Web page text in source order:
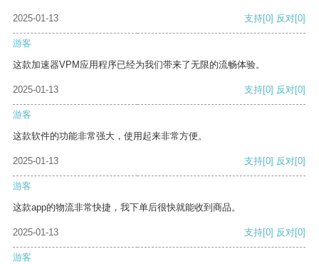
2025-01-13 支持[0] 反对[0]
游客
这款加速器VPM应用程序已经为我们带来了无限的流畅体验。
2025-01-13 支持[0] 反对[0]
游客
这款软件的功能非常强大，使用起来非常方便。
2025-01-13 支持[0] 反对[0]
游客
这款app的物流非常快捷，我下单后很快就能收到商品。
2025-01-13 支持[0] 反对[0]
游客